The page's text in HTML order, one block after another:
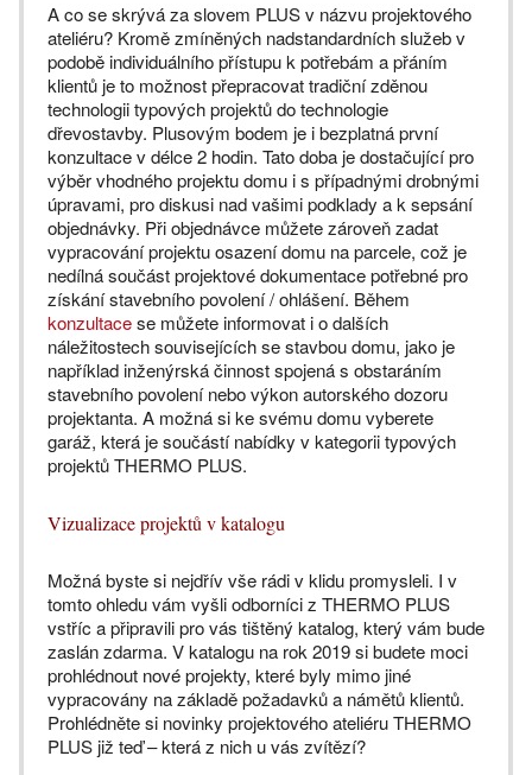
A co se skrývá za slovem PLUS v názvu projektového
ateliéru? Kromě zmíněných nadstandardních služeb v
podobě individuálního přístupu k potřebám a přáním
klientů je to možnost přepracovat tradiční zděnou
technologii typových projektů do technologie
dřevostavby. Plusovým bodem je i bezplatná první
konzultace v délce 2 hodin. Tato doba je dostačující pro
výběr vhodného projektu domu i s případnými drobnými
úpravami, pro diskusi nad vašimi podklady a k sepsání
objednávky. Při objednávce můžete zároveň zadat
vypracování projektu osazení domu na parcele, což je
nedílná součást projektové dokumentace potřebné pro
získání stavebního povolení / ohlášení. Během
konzultacese můžete informovat i o dalších
náležitostech souvisejících se stavbou domu, jako je
například inženýrská činnost spojená s obstaráním
stavebního povolení nebo výkon autorského dozoru
projektanta. A možná si ke svému domu vyberete
garáž, která je součástí nabídky v kategorii typových
projektů THERMO PLUS.
Vizualizace projektů v katalogu
Možná byste si nejdřív vše rádi v klidu promysleli. I v
tomto ohledu vám vyšli odborníci z THERMO PLUS
vstříc a připravili pro vás tištěný katalog, který vám bude
zaslán zdarma. V katalogu na rok 2019 si budete moci
prohlédnout nové projekty, které byly mimo jiné
vypracovány na základě požadavků a námětů klientů.
Prohlédněte si novinky projektového ateliéru THERMO
PLUS již teď – která z nich u vás zvítězí?